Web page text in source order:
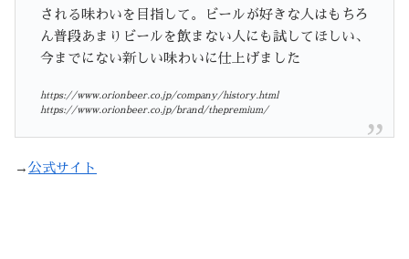
される味わいを目指して。ビールが好きな人はもちろ
ん普段あまりビールを飲まない人にも試してほしい、
今までにない新しい味わいに仕上げました
https://www.orionbeer.co.jp/company/history.html
https://www.orionbeer.co.jp/brand/thepremium/
→ 公式サイト